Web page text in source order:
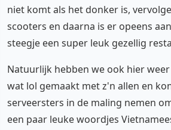
niet komt als het donker is,
scooters en daarna is er opeens
steegje een super leuk gezellig
Natuurlijk hebben we ook hier
wat lol gemaakt met z'n allen en
serveersters in de maling nemen
een paar leuke woordjes